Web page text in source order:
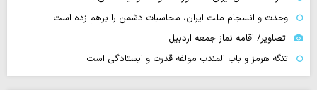
وحدت و انسجام ملت ایران، محاسبات دشمن را برهم زده است
تصاویر/ اقامه نماز جمعه اردبیل
تنگه‌ هرمز و باب المندب مولفه قدرت و ایستادگی است